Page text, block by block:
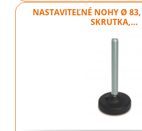
NASTAVITEĽNÉ NOHY Ø
SKRUTKA,…